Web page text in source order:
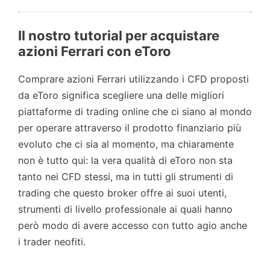
Il nostro tutorial per acquistare
azioni Ferrari con eToro
Comprare azioni Ferrari utilizzando i CFD proposti
da eToro significa scegliere una delle migliori
piattaforme di trading online che ci siano al mondo
per operare attraverso il prodotto finanziario più
evoluto che ci sia al momento, ma chiaramente
non è tutto qui: la vera qualità di eToro non sta
tanto nei CFD stessi, ma in tutti gli strumenti di
trading che questo broker offre ai suoi utenti,
strumenti di livello professionale ai quali hanno
però modo di avere accesso con tutto agio anche
i trader neofiti.